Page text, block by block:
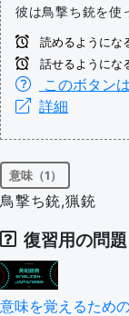
彼は鳥撃ち銃を使
読めるようにな
話せるようにな
このボタン
詳細
意味（1）
鳥撃ち銃,猟銃
復習用の問題
意味を覚えるため